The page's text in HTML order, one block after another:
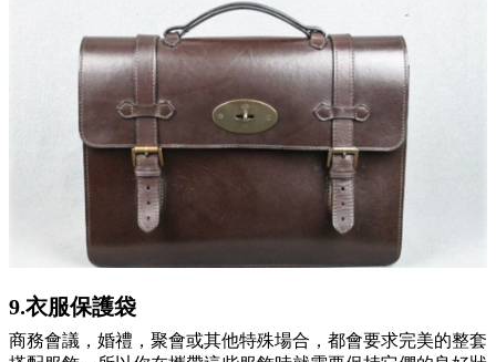
9.衣服保護袋
商務會議，婚禮，聚會或其他特殊場合，都會要求完美的整套